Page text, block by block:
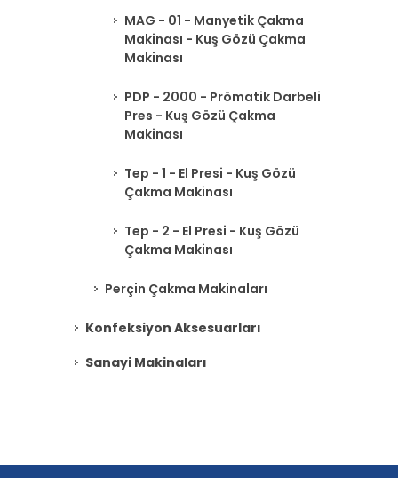
MAG - 01 - Manyetik Çakma
Makinası - Kuş Gözü Çakma
Makinası
PDP - 2000 - Prömatik Darbeli
Pres - Kuş Gözü Çakma
Makinası
Tep - 1 - El Presi - Kuş Gözü
Çakma Makinası
Tep - 2 - El Presi - Kuş Gözü
Çakma Makinası
Perçin Çakma Makinaları
Konfeksiyon Aksesuarları
Sanayi Makinaları